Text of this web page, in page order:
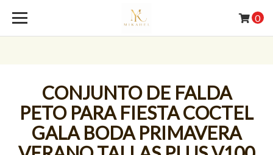
0
CONJUNTO DE FALDA
PETO PARA FIESTA COCTEL
GALA BODA PRIMAVERA